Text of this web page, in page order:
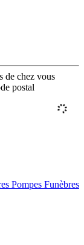
de chez vous
postal
Pompes Funèbres